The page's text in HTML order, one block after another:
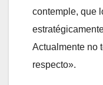
contemple, que
Actualmente no
respecto».